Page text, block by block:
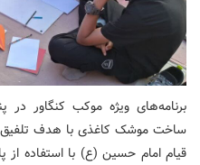
برنامه‌های ویژه موکب کنگاور
ساخت موشک کاغذی با هدف تلفیق
قیام امام حسین (ع) با استفاده از